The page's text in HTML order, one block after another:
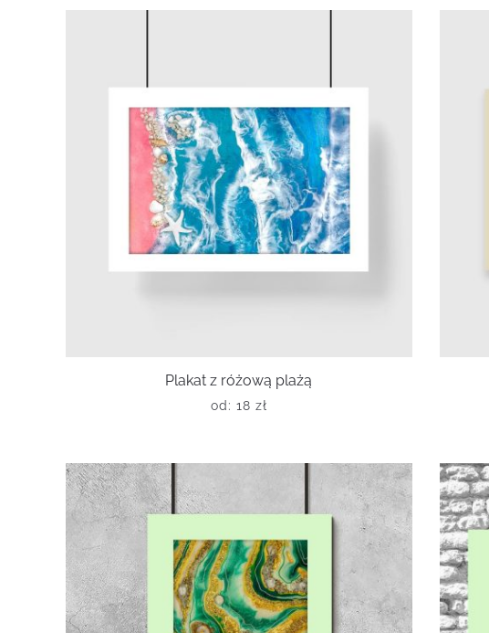
Plakat z różową plażą
od: 18 zł